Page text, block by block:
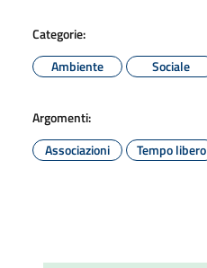
Categorie:
Ambiente
Sociale
Argomenti:
Associazioni
Tempo libero